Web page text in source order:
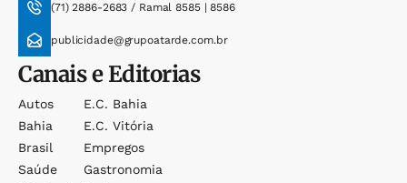
(71) 2886-2683 / Ramal 8585 | 8586
publicidade@grupoatarde.com.br
Canais e Editorias
Autos
Bahia
Brasil
Saúde
E.c. Bahia
E.c. Vitória
Empregos
Gastronomia